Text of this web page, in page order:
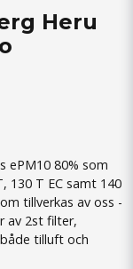
Heru
ePM10 80% som
130 T EC samt 140
tillverkas av oss -
av 2st filter,
tilluft och